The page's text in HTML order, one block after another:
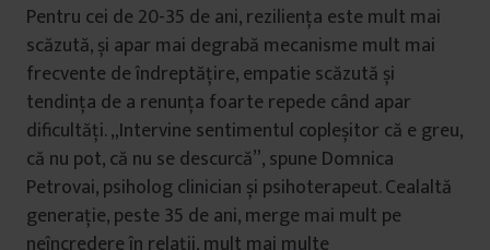
Pentru cei de 20-35 de ani, reziliența este mult mai
scăzută, și apar mai degrabă mecanisme mult mai
frecvente de îndreptățire, empatie scăzută și
tendința de a renunța foarte repede când apar
dificultăți. „Intervine sentimentul copleșitor că e greu,
că nu pot, că nu se descurcă”, spune Domnica
Petrovai, psiholog clinician și psihoterapeut. Cealaltă
generație, peste 35 de ani, merge mai mult pe